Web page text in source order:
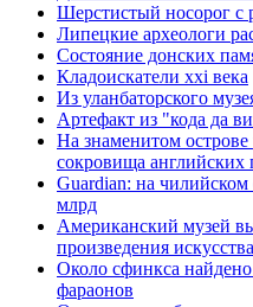
Шерстистый носорог с
Липецкие археологи
Состояние донских
Кладоискатели xxi века
Из уланбаторского
Артефакт из "кода да
На знаменитом
сокровища английских
Guardian: на чилийском
млрд
Американский музей
произведения искусства
Около сфинкса найдено
фараонов